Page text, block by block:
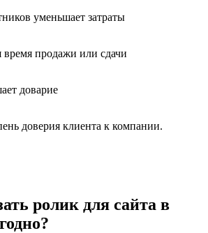
продажи или сдачи
доверия клиента к компании.
ролик для сайта в